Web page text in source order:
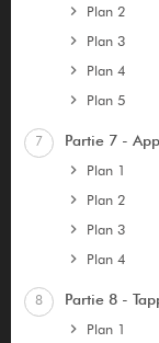
Plan 2
Plan 3
Plan 4
Plan 5
7
Partie 7 -
Plan 1
Plan 2
Plan 3
Plan 4
8
Partie 8 -
Plan 1